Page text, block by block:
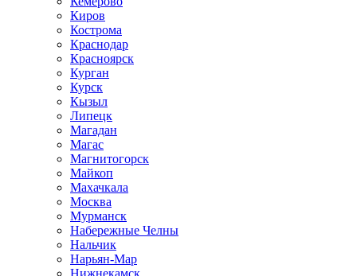
Киров
Кострома
Краснодар
Красноярск
Курган
Курск
Кызыл
Липецк
Магадан
Магас
Магнитогорск
Майкоп
Махачкала
Москва
Мурманск
Набережные Челны
Нальчик
Нарьян-Мар
Нижнекамск